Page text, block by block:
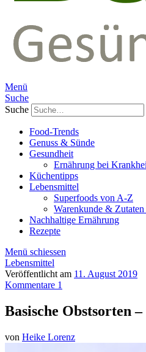
Menü
Suche
Suche
Food-Trends
Genuss & Sünde
Gesundheit
Ernährung bei
Küchentipps
Lebensmittel
Superfoods von A-Z
Warenkunde &
Nachhaltige Ernährung
Rezepte
Menü schiessen
Lebensmittel
Veröffentlicht am 11. August 2019
Kommentare 1
Basische Obstsorten
von Heike Lorenz